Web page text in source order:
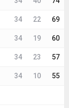
34 22 69
34 19 60
34 23 57
34 10 55